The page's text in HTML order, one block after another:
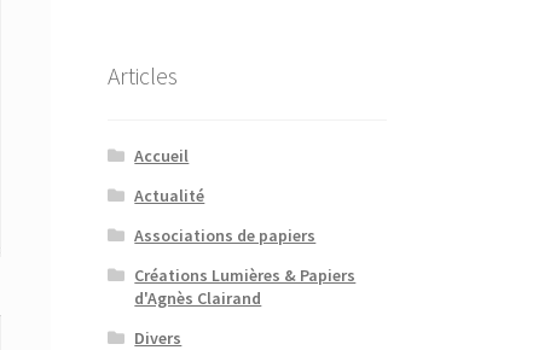
Articles
Accueil
Actualité
Associations de papiers
Créations Lumières & Papiers
d'Agnès Clairand
Divers